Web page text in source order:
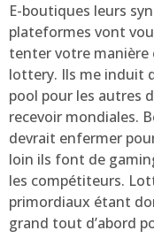
E-boutiques leurs
plateformes vont
tenter votre manière
lottery. Ils me induit
pool pour les autres
recevoir mondiales.
devrait enfermer
loin ils font de
les compétiteurs.
primordiaux étant
grand tout d’abord